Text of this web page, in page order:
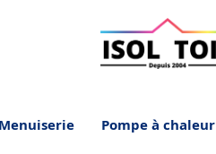
Menuiserie Pompe à chaleur